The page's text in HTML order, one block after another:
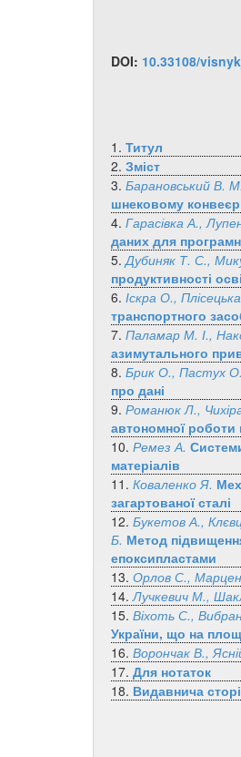
DOI: 10.33108/
1. Титул
2. Зміст
3. Барановський В.
шнековому
4. Гарасівка А.,
даних для
5. Дубиняк Т. С.,
продуктивності
6. Іскра О.,
транспортного
7. Паламар М. І.,
азимутального
8. Брик О., Пастух
про дані
9. Романюк Л.,
автономної роботи
10. Ремез А.
матеріалів
11. Коваленко Я.
загартованої сталі
12. Букетов А.,
Б. Метод
епоксипластами
13. Орлов С.,
14. Лучкевич М.,
15. Віхоть С.,
України, що на
16. Ворончак В.,
17. Для нотаток
18. Видавнича